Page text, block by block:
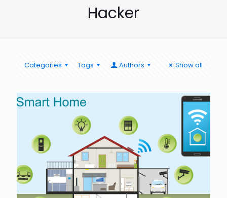
Hacker
Categories Tags Authors Show all